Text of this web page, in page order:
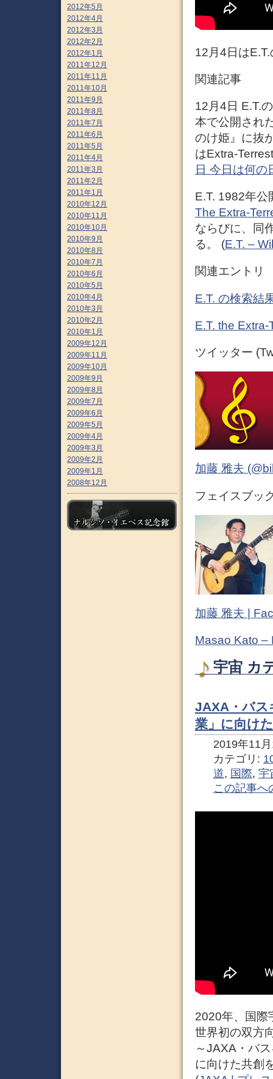
12月4日は
関連記事
12月4日 E.T.
本で公開され
のけ姫』に抜
はExtra-
日 今日は何の
E.T. 1982年公
The Extra-
ならびに、同
る。 (E.T. –
関連エントリ
E.T. の検索結
E.T. the
ツイッター
加藤 雅夫
フェイスブッ
加藤 雅夫 |
Masao Kato –
宇宙 カ
JAXA・バス
業」に向け
2019年11
カテゴリ:
道, 国際, 宇
この記事へ
2020年、国際
世界初の双方
～JAXA・バ
に向けた共創
2012年5月
2012年4月
2012年3月
2012年2月
2012年1月
2011年12月
2011年11月
2011年10月
2011年9月
2011年8月
2011年7月
2011年6月
2011年5月
2011年4月
2011年3月
2011年2月
2011年1月
2010年12月
2010年11月
2010年10月
2010年9月
2010年8月
2010年7月
2010年6月
2010年5月
2010年4月
2010年3月
2010年2月
2010年1月
2009年12月
2009年11月
2009年10月
2009年9月
2009年8月
2009年7月
2009年6月
2009年5月
2009年4月
2009年3月
2009年2月
2009年1月
2008年12月